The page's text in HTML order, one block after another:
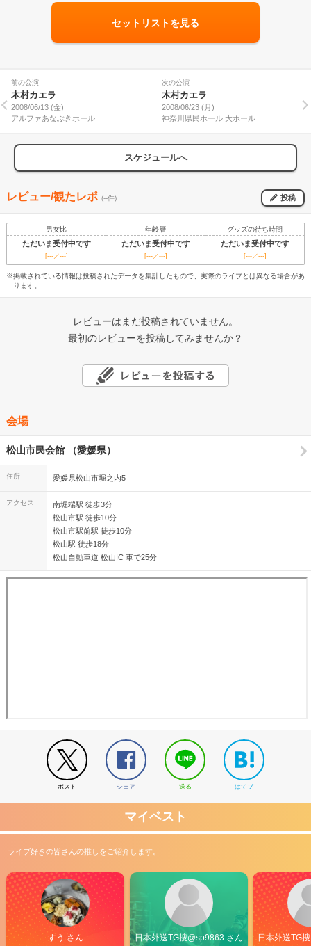
セットリストを見る
前の公演
木村カエラ
2008/06/13 (金)
アルファあなぶきホール
次の公演
木村カエラ
2008/06/23 (月)
神奈川県民ホール 大ホール
スケジュールへ
レビュー/観たレポ (--件) 投稿
男女比 年齢層 グッズの待ち時間
ただいま受付中です ただいま受付中です ただいま受付中です
[---／---] [---／---] [---／---]
※掲載されている情報は投稿されたデータを集計したもので、実際のライブとは異なる場合があ
ります。
レビューはまだ投稿されていません。
最初のレビューを投稿してみませんか？
会場
松山市民会館 （愛媛県）
住所 愛媛県松山市堀之内5
アクセス
南堀端駅 徒歩3分
松山市駅 徒歩10分
松山市駅前駅 徒歩10分
松山駅 徒歩18分
松山自動車道 松山IC 車で25分
ポスト シェア 送る はてブ
マイベスト
ライブ好きの皆さんの推しをご紹介します。
すう さん 日本外送TG搜@sp9863 さん 日本外送TG